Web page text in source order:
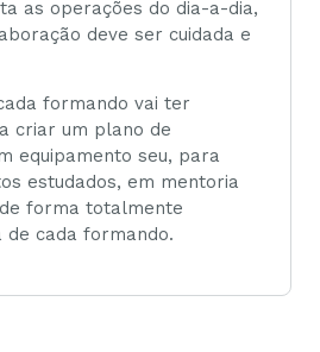
as operações do dia-a-dia,
deve ser cuidada e
formando vai ter
criar um plano de
equipamento seu, para
estudados, em mentoria
forma totalmente
de cada formando.